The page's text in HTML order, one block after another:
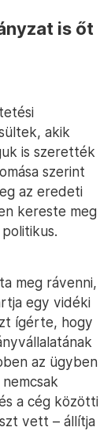
is őt
akik
is szerették
szerint
az eredeti
kereste meg
meg rávenni,
egy vidéki
ígérte, hogy
az ügyben
a cég közötti
vett – állítja